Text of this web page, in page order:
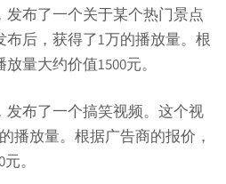
发布了一个关于某个热门景点
后，获得了1万的播放量。根
量大约价值1500元。
发布了一个搞笑视频。这个视
播放量。根据广告商的报价，
。